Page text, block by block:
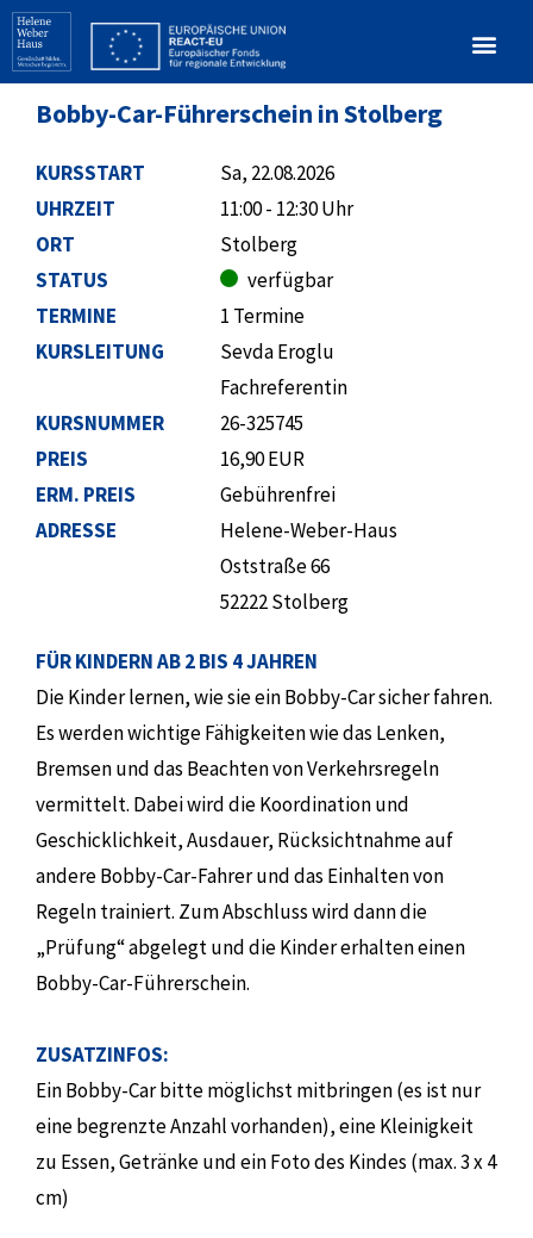
Bobby-Car-Führerschein in Stolberg
KURSSTART
UHRZEIT
ORT
STATUS
TERMINE
Sa, 22.08.2026
11:00 - 12:30 Uhr
Stolberg
verfügbar
1 Termine
KURSLEITUNG
KURSNUMMER
PREIS
ERM. PREIS
ADRESSE
Sevda Eroglu
Fachreferentin
26-325745
16,90 EUR
Gebührenfrei
Helene-Weber-Haus
Oststraße 66
52222 Stolberg
FÜR KINDERN AB 2 BIS 4 JAHREN
Die Kinder lernen, wie sie ein Bobby-Car sicher fahren.
Es werden wichtige Fähigkeiten wie das Lenken,
Bremsen und das Beachten von Verkehrsregeln
vermittelt. Dabei wird die Koordination und
Geschicklichkeit, Ausdauer, Rücksichtnahme auf
andere Bobby-Car-Fahrer und das Einhalten von
Regeln trainiert. Zum Abschluss wird dann die
„Prüfung“ abgelegt und die Kinder erhalten einen
Bobby-Car-Führerschein.
ZUSATZINFOS:
Ein Bobby-Car bitte möglichst mitbringen (es ist nur
eine begrenzte Anzahl vorhanden), eine Kleinigkeit
zu Essen, Getränke und ein Foto des Kindes (max. 3 x 4
cm)